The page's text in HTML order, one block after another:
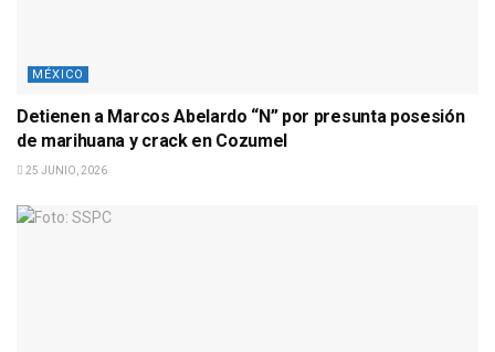
MÉXICO
Detienen a Marcos Abelardo “N” por presunta posesión
de marihuana y crack en Cozumel
25 JUNIO, 2026